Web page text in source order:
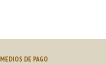
MEDIOS DE PAGO